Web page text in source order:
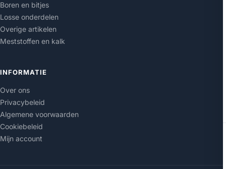
Boren en bitjes
Losse onderdelen
Overige artikelen
Meststoffen en kalk
INFORMATIE
Over ons
Privacybeleid
Algemene voorwaarden
Cookiebeleid
Mijn account